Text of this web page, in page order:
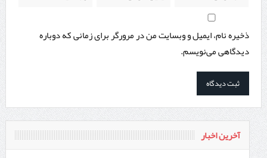
ذخیره نام، ایمیل و وبسایت من در مرورگر برای زمانی که دوباره
دیدگاهی می‌نویسم.
آخرین اخبار